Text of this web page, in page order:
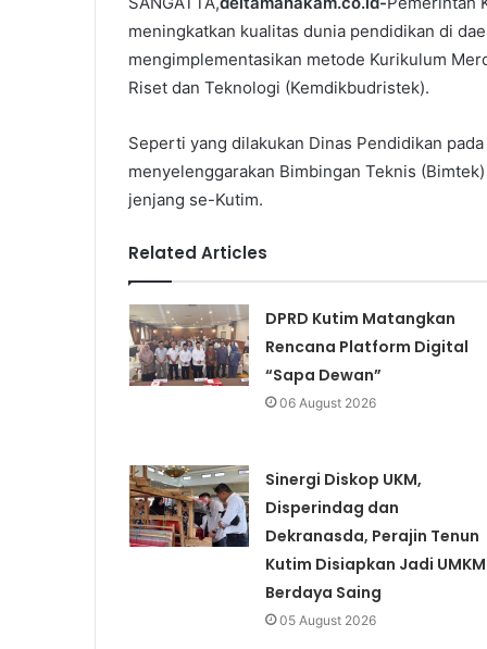
meningkatkan kualitas dunia pendidikan di
mengimplementasikan metode Kurikulum
Riset dan Teknologi (Kemdikbudristek).
Seperti yang dilakukan Dinas Pendidikan
menyelenggarakan Bimbingan Teknis
jenjang se-Kutim.
Related Articles
DPRD Kutim Matangkan
Rencana Platform Digital
“Sapa Dewan”
06 August 2026
Sinergi Diskop UKM,
Disperindag dan
Dekranasda, Perajin Tenun
Kutim Disiapkan Jadi UMKM
Berdaya Saing
05 August 2026